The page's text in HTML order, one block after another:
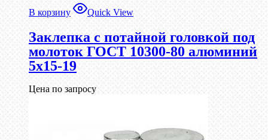
В корзину Quick View
Заклепка с потайной головкой под
молоток ГОСТ 10300-80 алюминий
5х15-19
Цена по запросу